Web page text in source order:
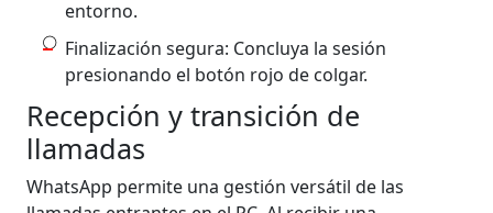
entorno.
Finalización segura: Concluya la sesión
presionando el botón rojo de colgar.
Recepción y transición de
llamadas
WhatsApp permite una gestión versátil de las